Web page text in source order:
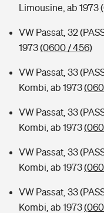
Limousine, ab 1973
VW Passat, 32
1973(0600 / 456)
VW Passat, 33
Kombi, ab 1973
VW Passat, 33
Kombi, ab 1973
VW Passat, 33
Kombi, ab 1973
VW Passat, 33
Kombi, ab 1973